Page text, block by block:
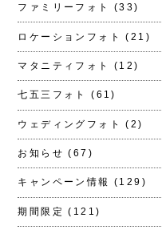
ファミリーフォト (33)
ロケーションフォト (21)
マタニティフォト (12)
七五三フォト (61)
ウェディングフォト (2)
お知らせ (67)
キャンペーン情報 (129)
期間限定 (121)